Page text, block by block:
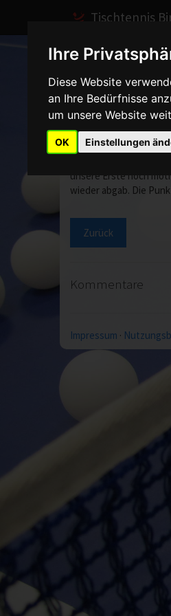
Ihre
Diese Website
an Ihre Bedürfnisse
um unsere Website
OK Einstellungen
Tischtennis
Home Spiele
Herren I
unsere Erste hoch
wieder abgab. Die
Zurück
Kommentare
Impressum ·